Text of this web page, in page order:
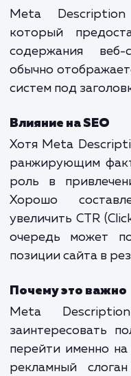
6. Заключение
Определение
Meta
который
содержания
обычно
систем под
Влияние на SEO
Хотя Meta
ранжирующим
роль в
Хорошо